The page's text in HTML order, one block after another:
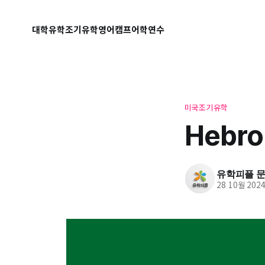
대학유학조기유학영어캠프어학연수
미국조기유학
유학피플
28 10월